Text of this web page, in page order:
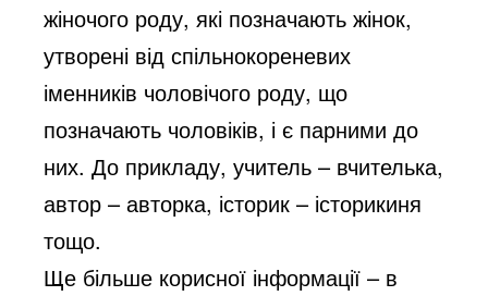
жіночого роду, які позначають жінок,
утворені від спільнокореневих
іменників чоловічого роду, що
позначають чоловіків, і є парними до
них. До прикладу, учитель – вчителька,
автор – авторка, історик – історикиня
тощо.
Ще більше корисної інформації – в